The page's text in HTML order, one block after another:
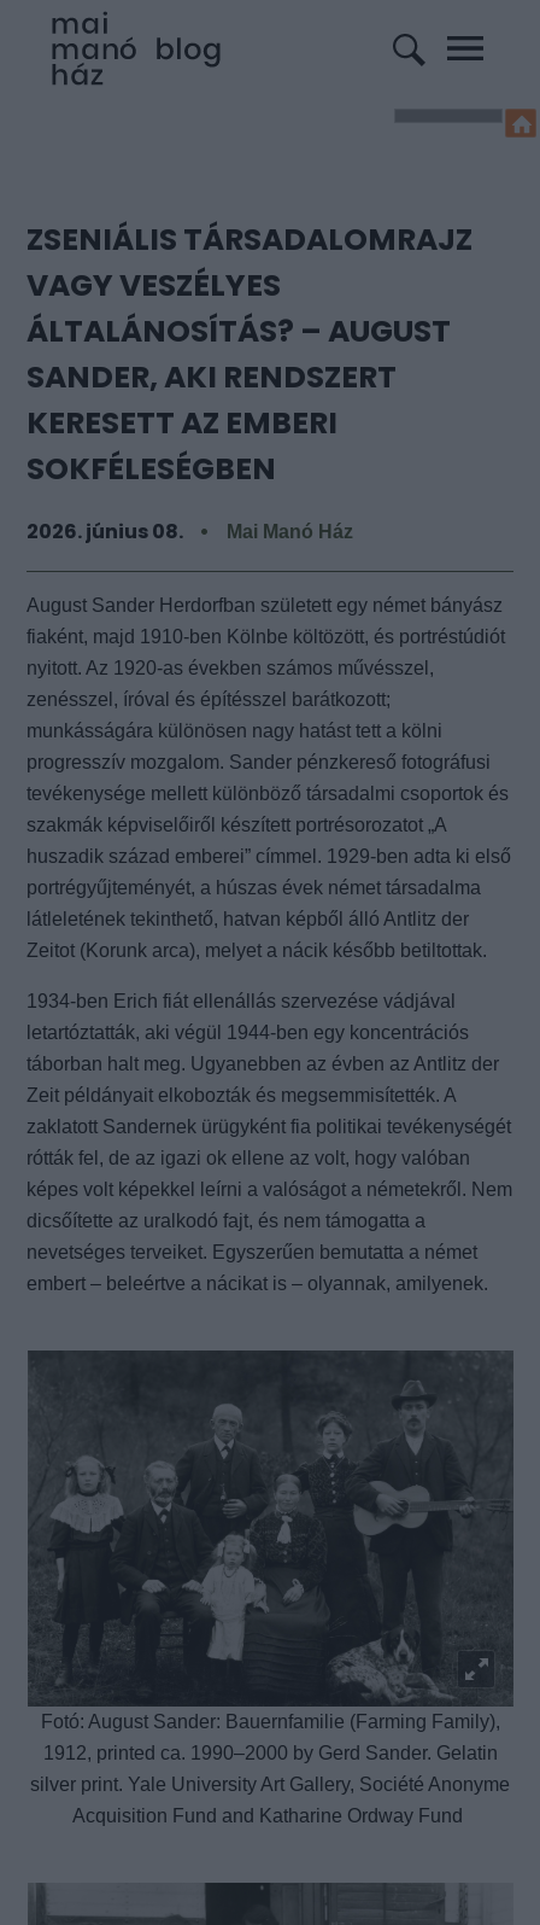
ZSENIÁLIS TÁRSADALOMRAJZ
VAGY VESZÉLYES
ÁLTALÁNOSÍTÁS? – AUGUST
SANDER, AKI RENDSZERT
KERESETT AZ EMBERI
SOKFÉLESÉGBEN
2026. június 08. Mai Manó Ház
August Sander Herdorfban született egy német bányász
fiaként, majd 1910-ben Kölnbe költözött, és portréstúdiót
nyitott. Az 1920-as években számos művésszel,
zenésszel, íróval és építésszel barátkozott;
munkásságára különösen nagy hatást tett a kölni
progresszív mozgalom. Sander pénzkereső fotográfusi
tevékenysége mellett különböző társadalmi csoportok és
szakmák képviselőiről készített portrésorozatot „A
huszadik század emberei” címmel. 1929-ben adta ki első
portrégyűjteményét, a húszas évek német társadalma
látleletének tekinthető, hatvan képből álló Antlitz der
Zeitot (Korunk arca), melyet a nácik később betiltottak.
1934-ben Erich fiát ellenállás szervezése vádjával
letartóztatták, aki végül 1944-ben egy koncentrációs
táborban halt meg. Ugyanebben az évben az Antlitz der
Zeit példányait elkobozták és megsemmisítették. A
zaklatott Sandernek ürügyként fia politikai tevékenységét
rótták fel, de az igazi ok ellene az volt, hogy valóban
képes volt képekkel leírni a valóságot a németekről. Nem
dicsőítette az uralkodó fajt, és nem támogatta a
nevetséges terveiket. Egyszerűen bemutatta a német
embert – beleértve a nácikat is – olyannak, amilyenek.
Fotó: August Sander: Bauernfamilie (Farming Family),
1912, printed ca. 1990–2000 by Gerd Sander. Gelatin
silver print. Yale University Art Gallery, Société Anonyme
Acquisition Fund and Katharine Ordway Fund